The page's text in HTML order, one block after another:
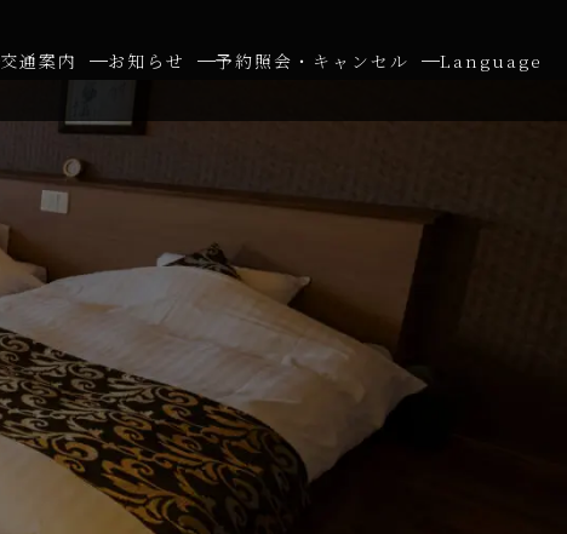
交通案内 お知らせ 予約照会・キャンセル Language